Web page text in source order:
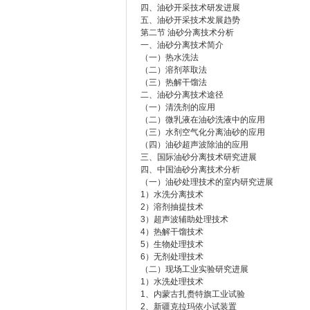
四、油砂开采技术研发进展
五、油砂开采技术发展趋势
第二节 油砂分离技术分析
一、油砂分离技术简介
（一）热水洗法
（二）溶剂萃取法
（三）热解干馏法
二、油砂分离技术途径
（一）清洗剂的应用
（二）微乳液在油砂洗液中的应用
（三）水剂空气化分离油砂的应用
（四）油砂超声波除油的应用
三、国际油砂分离技术研究进展
四、中国油砂分离技术分析
（一）油砂处理技术的室内研究进展
1）水洗分离技术
2）溶剂抽提技术
3）超声波辅助处理技术
4）热解干馏技术
5）生物处理技术
6）无剂处理技术
（二）现场工业实验研究进展
1）水洗处理技术
1、内蒙古扎赉特旗工业试验
2、新疆克拉玛依小试装置